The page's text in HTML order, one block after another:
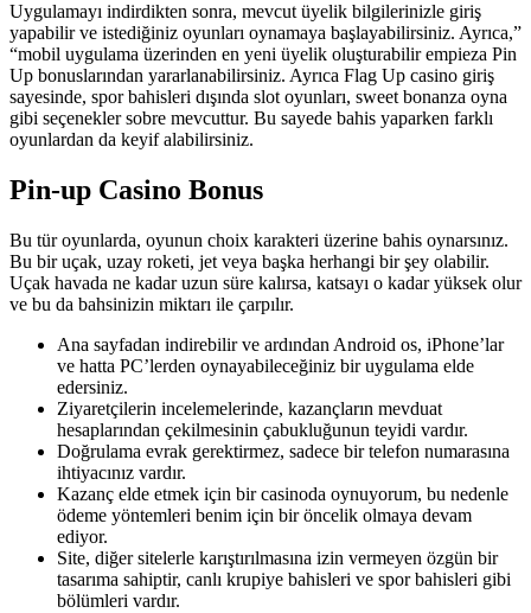
Uygulamayı indirdikten sonra, mevcut üyelik bilgilerinizle giriş
yapabilir ve istediğiniz oyunları oynamaya başlayabilirsiniz. Ayrıca,”
“mobil uygulama üzerinden en yeni üyelik oluşturabilir empieza Pin
Up bonuslarından yararlanabilirsiniz. Ayrıca Flag Up casino giriş
sayesinde, spor bahisleri dışında slot oyunları, sweet bonanza oyna
gibi seçenekler sobre mevcuttur. Bu sayede bahis yaparken farklı
oyunlardan da keyif alabilirsiniz.
Pin-up Casino Bonus
Bu tür oyunlarda, oyunun choix karakteri üzerine bahis oynarsınız.
Bu bir uçak, uzay roketi, jet veya başka herhangi bir şey olabilir.
Uçak havada ne kadar uzun süre kalırsa, katsayı o kadar yüksek olur
ve bu da bahsinizin miktarı ile çarpılır.
Ana sayfadan indirebilir ve ardından Android os, iPhone’lar
ve hatta PC’lerden oynayabileceğiniz bir uygulama elde
edersiniz.
Ziyaretçilerin incelemelerinde, kazançların mevduat
hesaplarından çekilmesinin çabukluğunun teyidi vardır.
Doğrulama evrak gerektirmez, sadece bir telefon numarasına
ihtiyacınız vardır.
Kazanç elde etmek için bir casinoda oynuyorum, bu nedenle
ödeme yöntemleri benim için bir öncelik olmaya devam
ediyor.
Site, diğer sitelerle karıştırılmasına izin vermeyen özgün bir
tasarıma sahiptir, canlı krupiye bahisleri ve spor bahisleri gibi
bölümleri vardır.